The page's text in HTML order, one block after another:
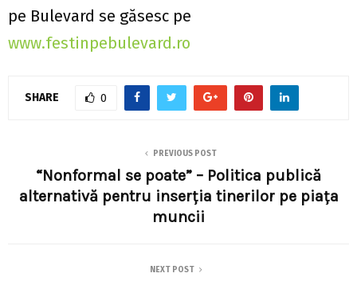
pe Bulevard se găsesc pe
www.festinpebulevard.ro
SHARE 0
PREVIOUS POST
“Nonformal se poate” – Politica publică
alternativă pentru inserția tinerilor pe piața
muncii
NEXT POST